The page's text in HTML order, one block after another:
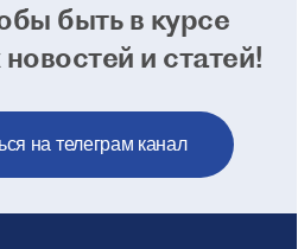
быть в курсе
и статей!
на телеграм канал